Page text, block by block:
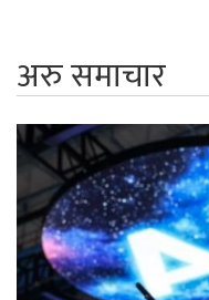
अरु समाचार